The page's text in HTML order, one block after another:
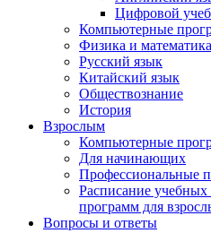
Цифровой
Компьютерные
Физика и математика
Русский язык
Китайский язык
Обществознание
История
Взрослым
Компьютерные
Для начинающих
Профессиональные
Расписание
программ для
Вопросы и ответы